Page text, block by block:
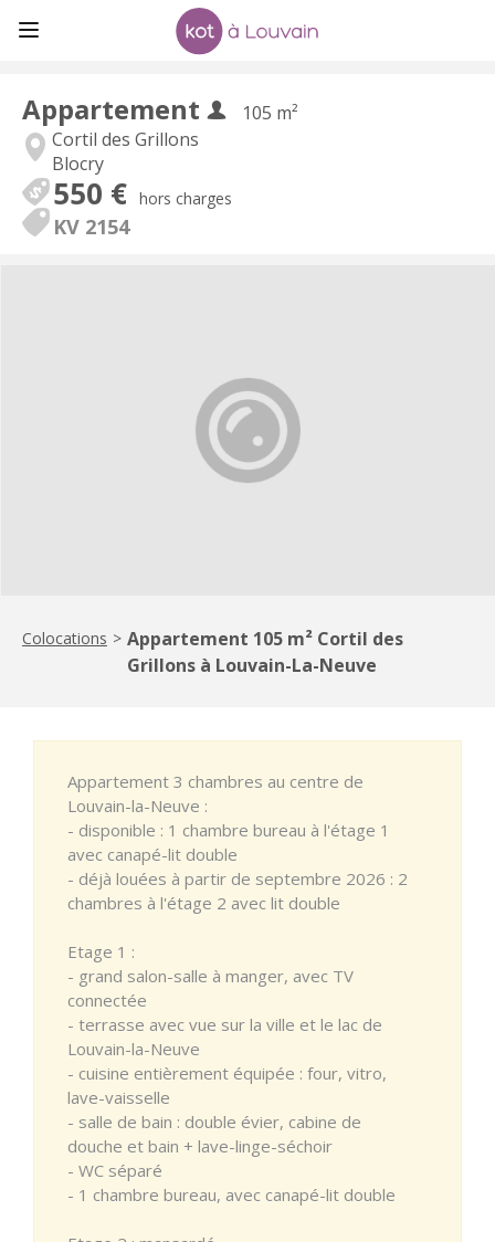
Appartement
105 m²
Cortil des Grillons
Blocry
550 € hors charges
KV 2154
Colocations > Appartement 105 m² Cortil des
Grillons à Louvain-La-Neuve
Appartement 3 chambres au centre de
Louvain-la-Neuve :
- disponible : 1 chambre bureau à l'étage 1
avec canapé-lit double
- déjà louées à partir de septembre 2026 : 2
chambres à l'étage 2 avec lit double
Etage 1 :
- grand salon-salle à manger, avec TV
connectée
- terrasse avec vue sur la ville et le lac de
Louvain-la-Neuve
- cuisine entièrement équipée : four, vitro,
lave-vaisselle
- salle de bain : double évier, cabine de
douche et bain + lave-linge-séchoir
- WC séparé
- 1 chambre bureau, avec canapé-lit double